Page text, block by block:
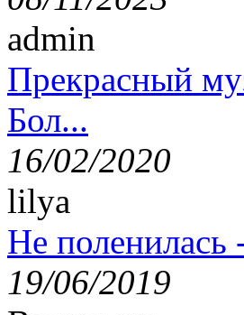
admin
Прекрасный
Бол...
16/02/2020
lilya
Не поленилась
19/06/2019